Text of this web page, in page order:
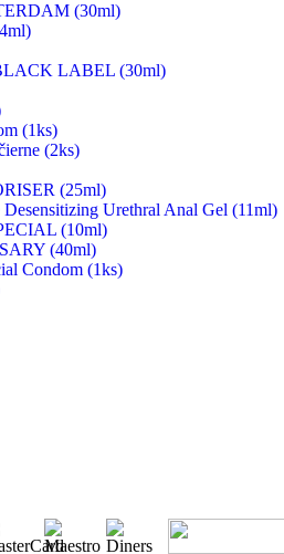
(30ml)
LABEL (30ml)
(1ks)
(2ks)
(25ml)
Urethral Anal Gel (11ml)
(10ml)
(40ml)
Condom (1ks)